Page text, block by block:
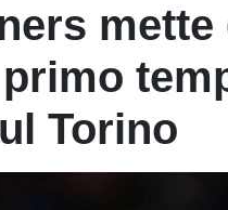
Torino